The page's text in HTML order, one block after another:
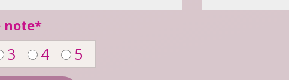
note*
3 4 5